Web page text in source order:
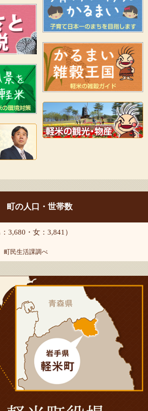
町の人口・世帯数
3,680・女：3,841）
町民生活課調べ